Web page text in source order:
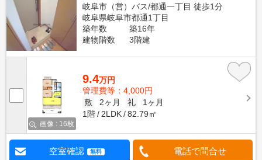
岐阜市（営）バス/都通一丁目 徒歩1分
岐阜県岐阜市都通1丁目
築年数
築16年
建物階数
3階建
画像 : 16枚
9.4万円
管理費等：4,000円
敷
2ヶ月 礼
1ヶ月
1階
2LDK 82.79㎡
空室確認 無料 電話で問合せ